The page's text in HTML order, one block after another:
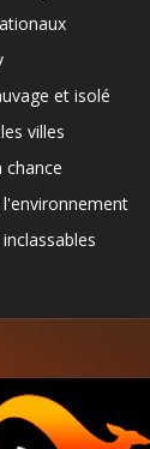
et isolé
villes
chance